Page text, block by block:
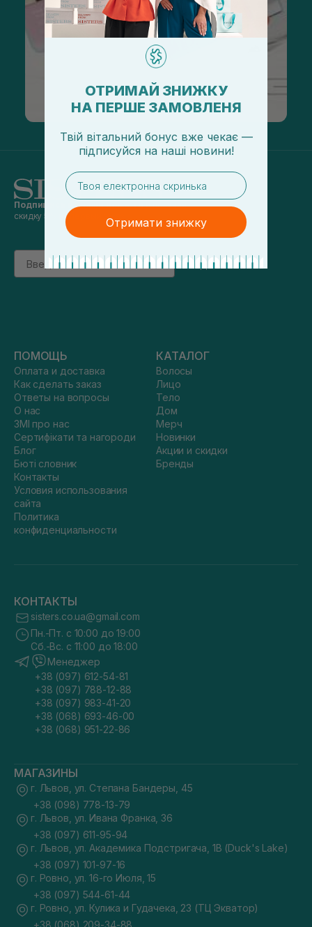
Подпишись на наши новостии получай
скидку 5% на первый заказ
Email
підписатись
ПОМОЩЬ
Оплата и доставка
Как сделать заказ
Ответы на вопросы
О нас
ЗМІ про нас
Сертифікати та нагороди
Блог
Бюті словник
Контакты
Условия использования
сайта
Политика
конфиденциальности
КАТАЛОГ
Волосы
Лицо
Тело
Дом
Мерч
Новинки
Акции и скидки
Бренды
КОНТАКТЫ
sisters.co.ua@gmail.com
Пн.-Пт. с 10:00 до 19:00
Сб.-Вс. с 11:00 до 18:00
Менеджер
+38 (097) 612-54-81
+38 (097) 788-12-88
+38 (097) 983-41-20
+38 (068) 693-46-00
+38 (068) 951-22-86
МАГАЗИНЫ
г. Львов, ул. Степана Бандеры, 45
+38 (098) 778-13-79
г. Львов, ул. Ивана Франка, 36
+38 (097) 611-95-94
г. Львов, ул. Академика Подстригача, 1В (Duck's Lake)
+38 (097) 101-97-16
г. Ровно, ул. 16-го Июля, 15
+38 (097) 544-61-44
г. Ровно, ул. Кулика и Гудачека, 23 (ТЦ Экватор)
+38 (068) 209-34-88
ОТРИМАЙ ЗНИЖКУ
НА ПЕРШЕ ЗАМОВЛЕНЯ
Твій вітальний бонус вже чекає —
підписуйся на наші новини!
email
Отримати знижку